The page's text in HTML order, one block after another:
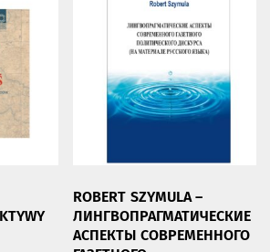
ROBERT SZYMULA –
ЛИНГВОПРАГМАТИЧЕСКИЕ
АСПЕКТЫ СОВРЕМЕННОГО